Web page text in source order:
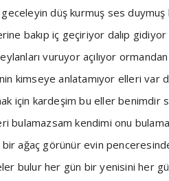
geceleyin düş kurmuş ses
bakıp iç geçiriyor dalıp
vuruyor açılıyor
kimseye anlatamıyor elleri var
için kardeşim bu eller benimdir
bulamazsam kendimi onu
bir ağaç görünür evin
bulur her gün bir yenisini her